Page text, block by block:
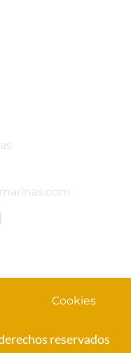
reservados
Cookies